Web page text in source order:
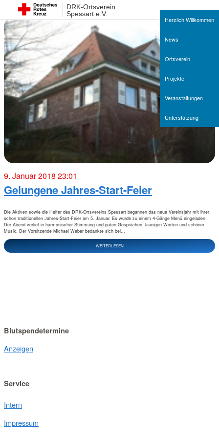
DRK-Ortsverein
Spessart e.V.
Herzlich Willkommen
News
Ortsverein
Projekte
Veranstaltungen
Unterstützung
9. Januar 2018 23:01
Gelungene Jahres-Start-Feier
Die Aktiven sowie die Helfer des DRK-Ortsvereins Spessart begannen das neue Vereinsjahr mit ihrer
schon traditionellen Jahres-Start-Feier am 5. Januar. Es wurde zu einem 4-Gänge Menü eingeladen.
Der Abend verlief in harmonischer Stimmung und guten Gesprächen, launigen Worten und schöner
Musik. Der Vorsitzende Michael Weber bedankte sich bei...
WEITERLESEN
Blutspendetermine
Anzeigen
Service
Intern
Impressum